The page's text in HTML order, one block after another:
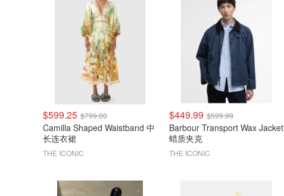
$599.25 $799.00
Camilla Shaped Waistband 中
长连衣裙
THE ICONIC
$449.99 $599.99
Barbour Transport Wax Jacket
蜡质夹克
THE ICONIC